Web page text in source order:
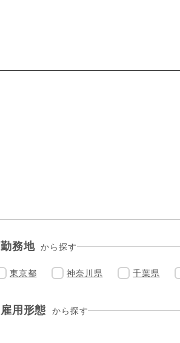
勤務地 から探す
東京都 神奈川県 千葉県
雇用形態 から探す